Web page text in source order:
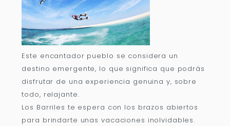
Este encantador pueblo se considera un
destino emergente, lo que significa que podrás
disfrutar de una experiencia genuina y, sobre
todo, relajante.
Los Barriles te espera con los brazos abiertos
para brindarte unas vacaciones inolvidables.